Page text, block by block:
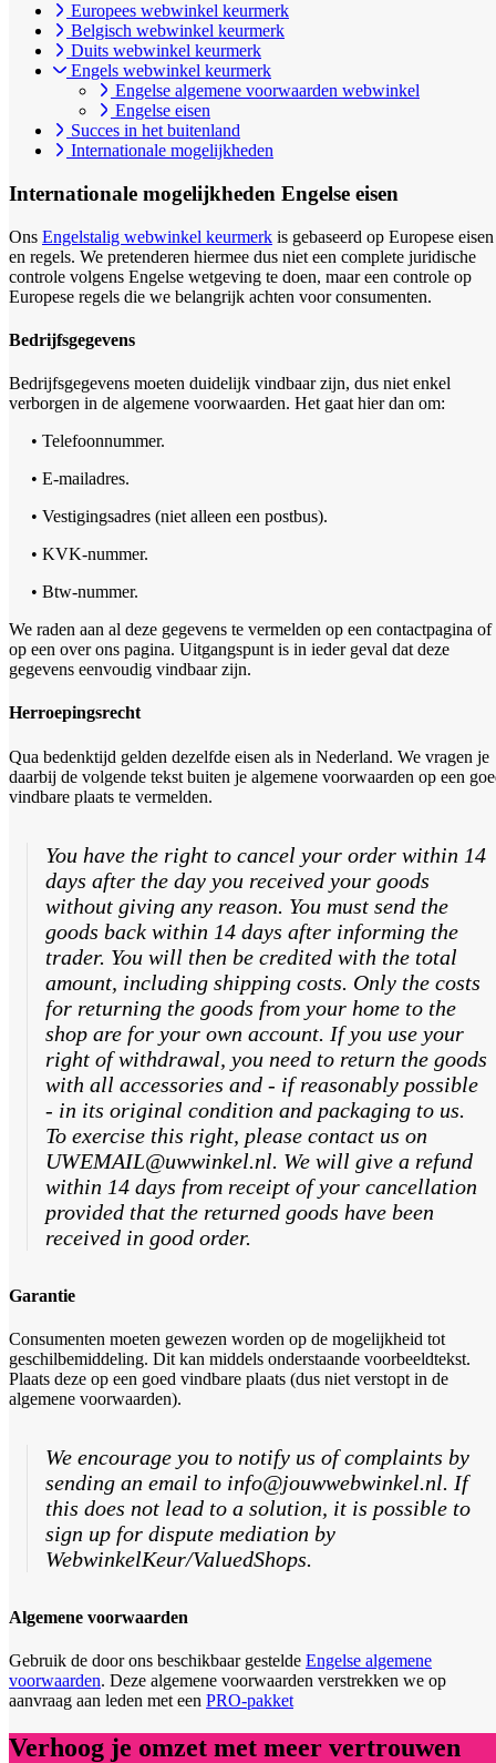
Europees webwinkel keurmerk
Belgisch webwinkel keurmerk
Duits webwinkel keurmerk
Engels webwinkel keurmerk
Engelse algemene voorwaarden webwinkel
Engelse eisen
Succes in het buitenland
Internationale mogelijkheden
Internationale mogelijkheden Engelse eisen
Ons Engelstalig webwinkel keurmerk is gebaseerd op Europese eisen
en regels. We pretenderen hiermee dus niet een complete juridische
controle volgens Engelse wetgeving te doen, maar een controle op
Europese regels die we belangrijk achten voor consumenten.
Bedrijfsgegevens
Bedrijfsgegevens moeten duidelijk vindbaar zijn, dus niet enkel
verborgen in de algemene voorwaarden. Het gaat hier dan om:
• Telefoonnummer.
• E-mailadres.
• Vestigingsadres (niet alleen een postbus).
• KVK-nummer.
• Btw-nummer.
We raden aan al deze gegevens te vermelden op een contactpagina of
op een over ons pagina. Uitgangspunt is in ieder geval dat deze
gegevens eenvoudig vindbaar zijn.
Herroepingsrecht
Qua bedenktijd gelden dezelfde eisen als in Nederland. We vragen je
daarbij de volgende tekst buiten je algemene voorwaarden op een
vindbare plaats te vermelden.
You have the right to cancel your order within 14
days after the day you received your goods
without giving any reason. You must send the
goods back within 14 days after informing the
trader. You will then be credited with the total
amount, including shipping costs. Only the costs
for returning the goods from your home to the
shop are for your own account. If you use your
right of withdrawal, you need to return the goods
with all accessories and - if reasonably possible
- in its original condition and packaging to us.
To exercise this right, please contact us on
UWEMAIL@uwwinkel.nl. We will give a refund
within 14 days from receipt of your cancellation
provided that the returned goods have been
received in good order.
Garantie
Consumenten moeten gewezen worden op de mogelijkheid tot
geschilbemiddeling. Dit kan middels onderstaande voorbeeldtekst.
Plaats deze op een goed vindbare plaats (dus niet verstopt in de
algemene voorwaarden).
We encourage you to notify us of complaints by
sending an email to info@jouwwebwinkel.nl. If
this does not lead to a solution, it is possible to
sign up for dispute mediation by
WebwinkelKeur/ValuedShops.
Algemene voorwaarden
Gebruik de door ons beschikbaar gestelde Engelse algemene
voorwaarden. Deze algemene voorwaarden verstrekken we op
aanvraag aan leden met een PRO-pakket
Verhoog je omzet met meer vertrouwen